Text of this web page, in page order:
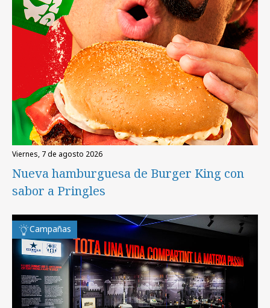
viernes, 7 de agosto 2026
Nueva hamburguesa de Burger King con
sabor a Pringles
Campañas